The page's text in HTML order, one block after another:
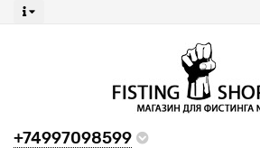
+74997098599